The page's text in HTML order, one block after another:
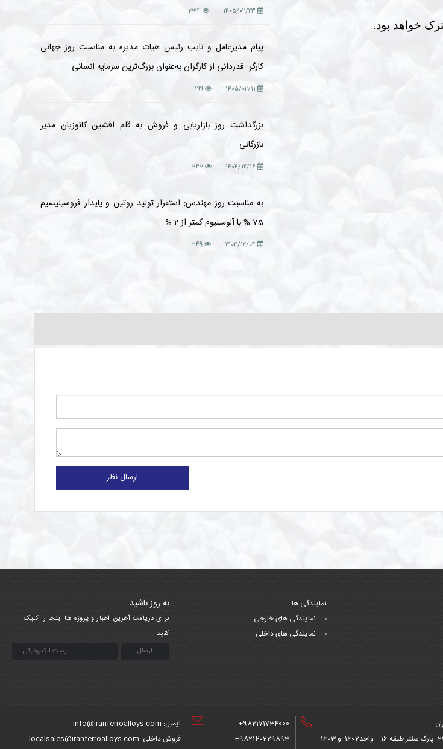
خواهد بود.
۱۴۰۵/۰۲/۲۳ 234
پیام مدیرعامل و نایب رئیس هیات مدیره به مناسبت روز جهانی
کارگر: قدردانی از کارگران به‌عنوان بزرگ‌ترین سرمایه انسانی
۱۴۰۵/۰۲/۱۱ 199
بزرگداشت روز بازاریابی و فروش به قلم افشین کاتوزیان مدیر
بازرگانی
۱۴۰۴/۱۲/۱۶ 242
به مناسبت روز مهندس; استقرار تولید روتین و پایدار فروسیلیسیم
75 % با آلومینیوم کمتر از 2 %
۱۴۰۴/۱۲/۰۴ 249
ارسال نظر
نمایندگی ها
نمایندگی های خارجی
نمایندگی های داخلی
به روز باشید
برای دریافت آخرین اخبار و پروژه ها اینجا را کلیک
کنید
982171734000+
982140229893+
ایمیل: info@iranferroalloys.com
فروش داخلی: localsales@iranferroalloys.com